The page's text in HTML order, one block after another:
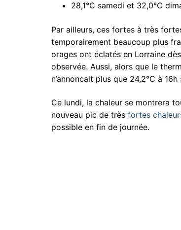
28,1°C samedi et 32,0°C
Par ailleurs, ces fortes à très
temporairement beaucoup plus
orages ont éclatés en Lorraine
observée. Aussi, alors que le
n’annoncait plus que 24,2°C à
Ce lundi, la chaleur se montrera
nouveau pic de très fortes
possible en fin de journée.